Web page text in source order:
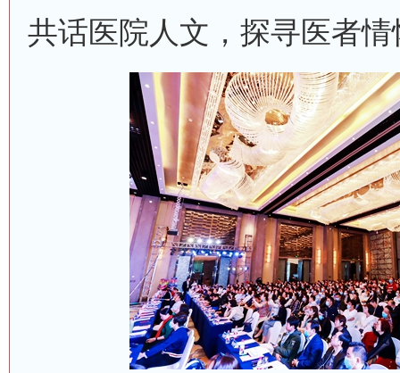
共话医院人文，探寻医者